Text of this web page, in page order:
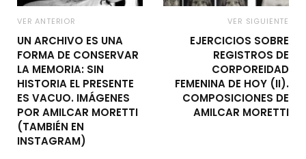
VER ANTERIOR
UN ARCHIVO ES UNA
FORMA DE CONSERVAR
LA MEMORIA: SIN
HISTORIA EL PRESENTE
ES VACUO. IMÁGENES
POR AMILCAR MORETTI
(TAMBIÉN EN
INSTAGRAM)
VER SIGUIENTE
EJERCICIOS SOBRE
REGISTROS DE
CORPOREIDAD
FEMENINA DE HOY (II).
COMPOSICIONES DE
AMILCAR MORETTI